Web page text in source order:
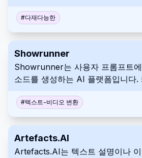
은 기능을 결합하여 효율적인 협업
#다재다능한
Showrunner
Showrunner는 사용자 프롬프트
소드를 생성하는 AI 플랫폼입니다.
화, 캐릭터 디자인 및 샷 선택을 제
다.
#텍스트-비디오 변환
Artefacts.AI
Artefacts.AI는 텍스트 설명이나